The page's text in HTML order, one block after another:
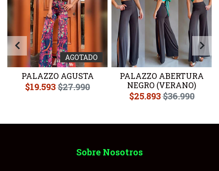
AGOTADO
PALAZZO AGUSTA
$19.593$27.990
PALAZZO ABERTURA
NEGRO (VERANO)
$25.893$36.990
Sobre Nosotros